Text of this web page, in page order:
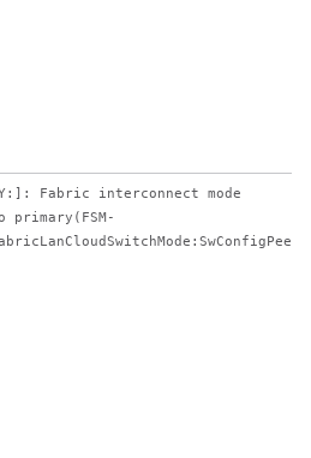
Fabric interconnect mode